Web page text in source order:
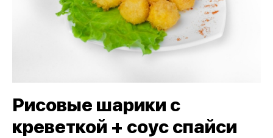
Рисовые шарики с
креветкой + соус спайси